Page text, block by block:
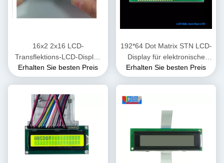
16x2 2x16 LCD-
Transflektions-LCD-Display
Modul 1602 Zeichen
Erhalten Sie besten Preis
192*64 Dot Matrix STN LCD-
Display für elektronische
Geräte
Erhalten Sie besten Preis